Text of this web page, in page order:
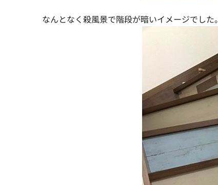
なんとなく殺風景で階段が暗いイメージでした。